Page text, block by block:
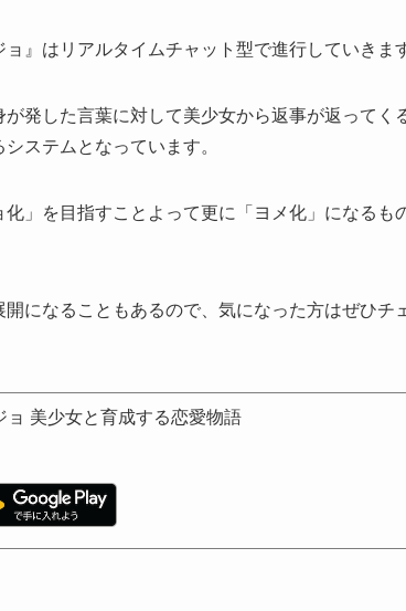
』はリアルタイムチャット型で進行していきま
発した言葉に対して美少女から返事が返ってく
ステムとなっています。
」を目指すことよって更に「ヨメ化」になるも
になることもあるので、気になった方はぜひチ
ョ 美少女と育成する恋愛物語